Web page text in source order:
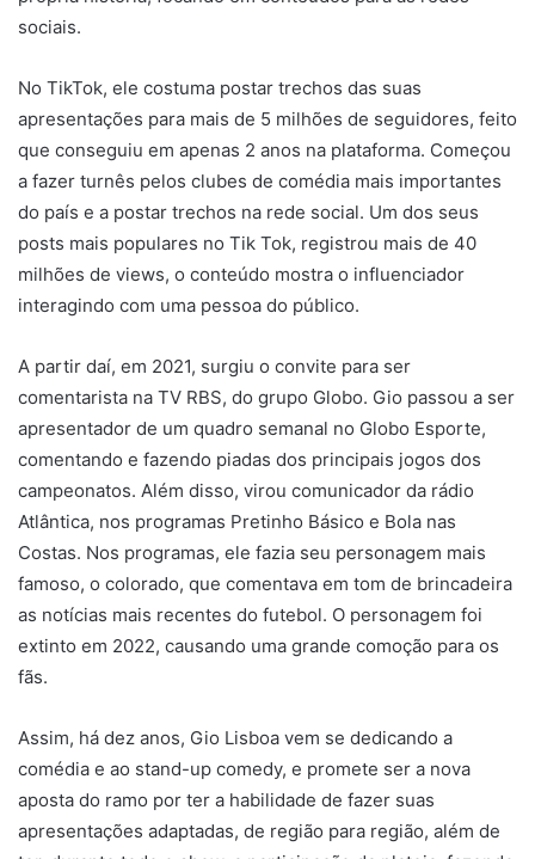
campeonatos. Além disso, virou comunicador da rádio
famoso, o colorado, que comentava em tom de brincadeira
as notícias mais recentes do futebol. O personagem foi
extinto em 2022, causando uma grande comoção para os
Assim, há dez anos, Gio Lisboa vem se dedicando a
comédia e ao stand-up comedy, e promete ser a nova
aposta do ramo por ter a habilidade de fazer suas
apresentações adaptadas, de região para região, além de
ter, durante todo o show, a participação da plateia, fazendo
com que cada show seja realmente único e
surpreendente. Lugares como o Comedians Club, O Pico
Comedy, Beverly Hills Comedy Club e Clube do Minhoca
em São Paulo – SP, Hillarius Comedy Club em Santo André
– SP, Curitiba Comedy Club em Curitiba – PR, Buteco
Comedy Bar em Canoas, Caverna Comedy Club em
Farroupilha, Bardo Comedy Club em Novo Hamburgo, e
Porto Alegre Comedy Club em Porto Alegre já receberam
seus shows, sendo um verdadeiro sucesso entre o
Leave your vote